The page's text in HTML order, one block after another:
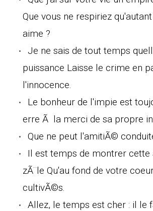
Que vous ne respiriez
aime ?
Je ne sais de tout temps
puissance Laisse le crime en
l'innocence.
Le bonheur de l'impie est
erre Ã la merci de sa propre
Que ne peut l'amitiÃ©
Il est temps de montrer cette
zÃ¨le Qu'au fond de votre
cultivÃ©s.
Allez, le temps est cher : il le